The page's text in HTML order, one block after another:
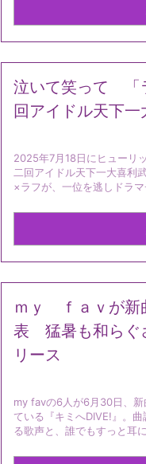
泣いて笑って 「
回アイドル天下
2025年7月18日にヒューリ
二回アイドル天下一大喜利
×ラフが、一位を逃しドラ
ｍｙ ｆａｖが新
表 猛暑も和らぐ
リース
my favの6人が6月30日、
ている『キミへDIVE!』。
る歌声と、誰でもすっと耳